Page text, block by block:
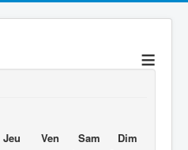
≡
Jeu Ven Sam
Dim